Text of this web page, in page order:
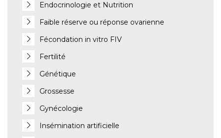
Endocrinologie et Nutrition
Faible réserve ou réponse ovarienne
Fécondation in vitro FIV
Fertilité
Génétique
Grossesse
Gynécologie
Insémination artificielle